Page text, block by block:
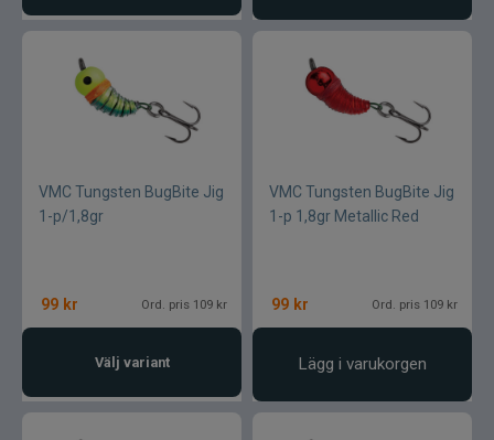
VMC Tungsten BugBite Jig
1-p/1,8gr
99 kr Ord. pris 109 kr
Välj variant
VMC Tungsten BugBite Jig
1-p 1,8gr Metallic Red
99 kr Ord. pris 109 kr
Lägg i varukorgen